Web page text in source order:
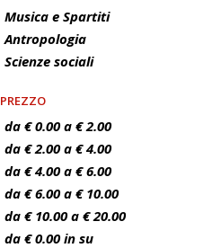
Musica e Spartiti
Antropologia
Scienze sociali
PREZZO
da € 0.00 a € 2.00
da € 2.00 a € 4.00
da € 4.00 a € 6.00
da € 6.00 a € 10.00
da € 10.00 a € 20.00
da € 0.00 in su